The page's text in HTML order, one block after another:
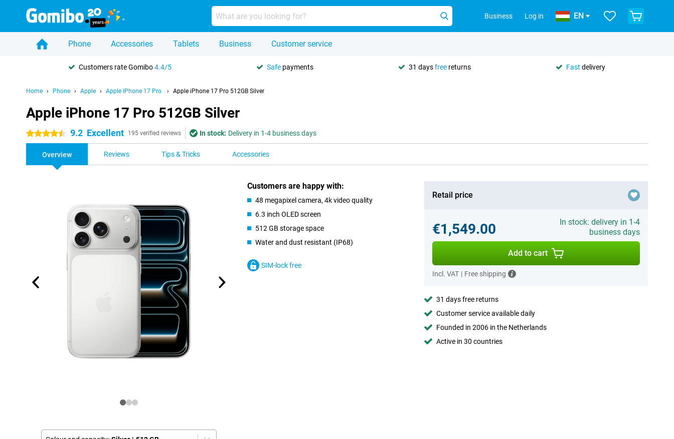
Business Log in EN
Phone Accessories Tablets Business Customer service
Customers rate Gomibo4.4/5 Safe payments 31 daysfree returns Fast delivery
Home Phone Apple Apple iPhone 17 Pro Apple iPhone 17 Pro 512GB Silver
Apple iPhone 17 Pro 512GB Silver
4.5 stars 9.2 Excellent 195 verified reviews In stock: Delivery in 1-4 business days
Overview Reviews Tips & Tricks Accessories
Customers are happy with:
48 megapixel camera, 4k video quality
6.3 inch OLED screen
512 GB storage space
Water and dust resistant (IP68)
SIM-lock free
Retail price
€1,549.00
In stock: delivery in 1-4
business days
Add to cart
Incl. VAT | Free shipping
31 days free returns
Customer service available daily
Founded in 2006 in the Netherlands
Active in 30 countries